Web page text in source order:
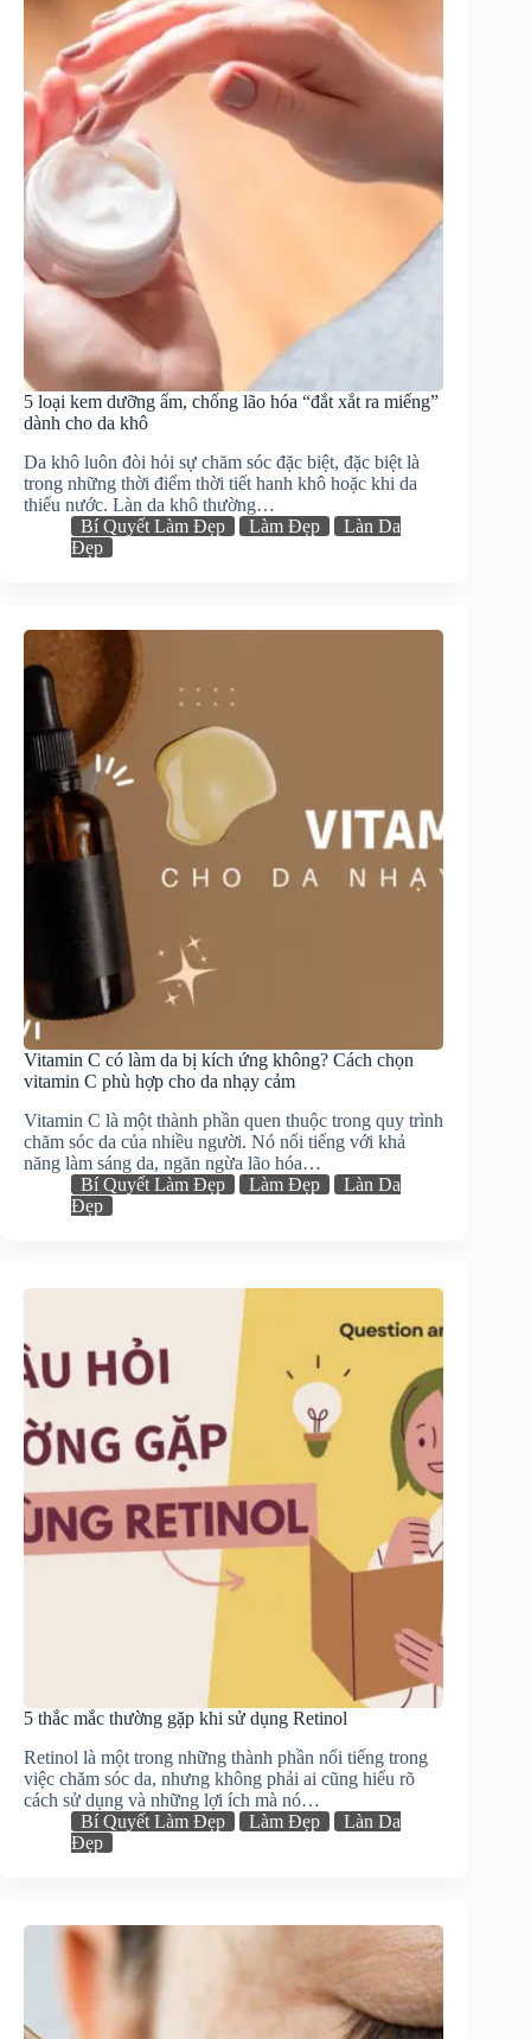
5 loại kem dưỡng ẩm, chống lão hóa “đắt xắt ra miếng”
dành cho da khô
Da khô luôn đòi hỏi sự chăm sóc đặc biệt, đặc biệt là
trong những thời điểm thời tiết hanh khô hoặc khi da
thiếu nước. Làn da khô thường…
Bí Quyết Làm Đẹp
Làm Đẹp
Làn Da
Đẹp
Vitamin C có làm da bị kích ứng không? Cách chọn
vitamin C phù hợp cho da nhạy cảm
Vitamin C là một thành phần quen thuộc trong quy trình
chăm sóc da của nhiều người. Nó nổi tiếng với khả
năng làm sáng da, ngăn ngừa lão hóa…
Bí Quyết Làm Đẹp
Làm Đẹp
Làn Da
Đẹp
5 thắc mắc thường gặp khi sử dụng Retinol
Retinol là một trong những thành phần nổi tiếng trong
việc chăm sóc da, nhưng không phải ai cũng hiểu rõ
cách sử dụng và những lợi ích mà nó…
Bí Quyết Làm Đẹp
Làm Đẹp
Làn Da
Đẹp